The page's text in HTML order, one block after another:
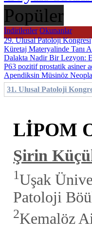
Popüler
İndirilenler Okunanlar
29. Ulusal Patoloji Kongresi
Küretaj Materyalinde Tanı
Dalakta Nadir Bir Lezyon:
P63 pozitif prostatik asiner
Apendiksin Müsinöz
31. Ulusal Patoloji
LİPOM
Şirin
1Uşak
Patoloji
2Kemalöz